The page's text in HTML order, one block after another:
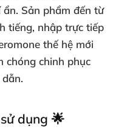
Sản phẩm đến từ
tiếng, nhập trực tiếp
thế hệ mới
chóng chinh phục
dụng 🌟